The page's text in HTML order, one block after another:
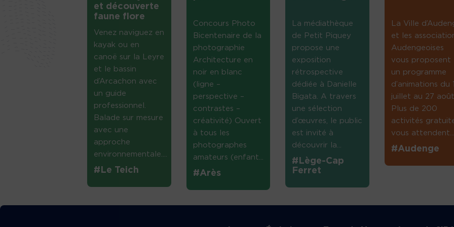
et découverte
faune flore
Venez naviguez en
kayak ou en
canoë sur la Leyre
et le bassin
d’Arcachon avec
un guide
professionnel.
Balade sur mesure
avec une
approche
environnementale....
#Le Teich
Concours Photo
Bicentenaire de la
photographie
Architecture en
noir en blanc
(ligne –
perspective –
contrastes –
créativité) Ouvert
à tous les
photographes
amateurs (enfant...
#Arès
La médiathèque
de Petit Piquey
propose une
exposition
rétrospective
dédiée à Danielle
Bigata. A travers
une sélection
d’œuvres, le public
est invité à
découvrir la...
#Lège-Cap
Ferret
La Ville
et les
Audengeoises
vous proposent
un programme
d’animations du 1
juillet au 27
Plus de 200
activités
vous
#Audenge